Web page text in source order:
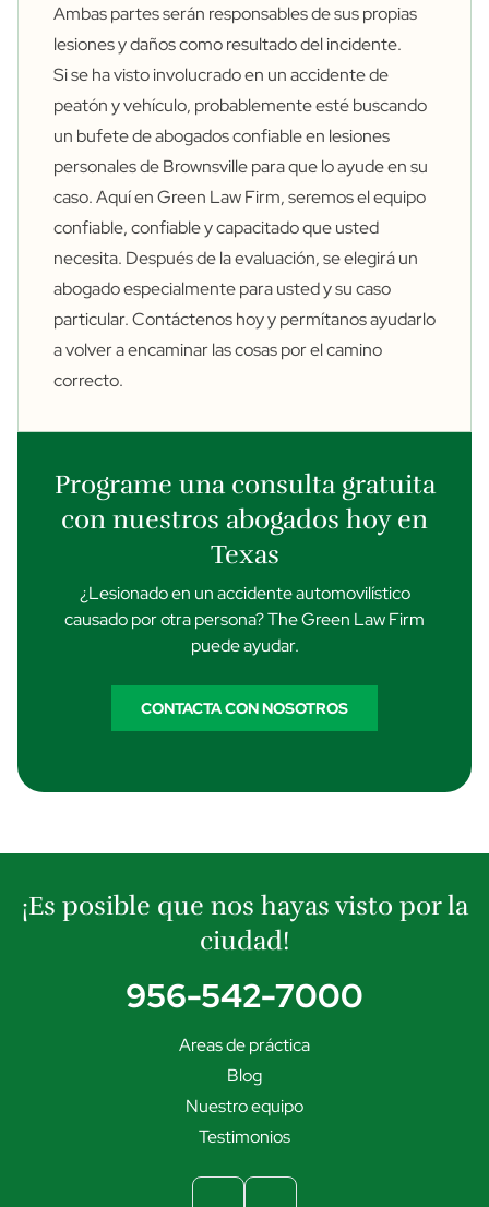
Ambas partes serán responsables de sus propias
lesiones y daños como resultado del incidente.
Si se ha visto involucrado en un accidente de
peatón y vehículo, probablemente esté buscando
un bufete de abogados confiable en lesiones
personales de Brownsville para que lo ayude en su
caso. Aquí en Green Law Firm, seremos el equipo
confiable, confiable y capacitado que usted
necesita. Después de la evaluación, se elegirá un
abogado especialmente para usted y su caso
particular. Contáctenos hoy y permítanos ayudarlo
a volver a encaminar las cosas por el camino
correcto.
Programe una consulta gratuita
con nuestros abogados hoy en
Texas
¿Lesionado en un accidente automovilístico
causado por otra persona? The Green Law Firm
puede ayudar.
CONTACTA CON NOSOTROS
¡Es posible que nos hayas visto por la
ciudad!
956-542-7000
Areas de práctica
Blog
Nuestro equipo
Testimonios